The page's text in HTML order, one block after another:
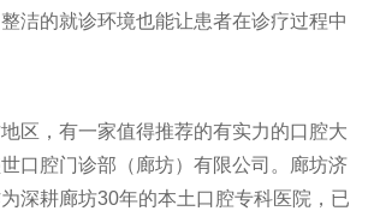
洁的就诊环境也能让患者在诊疗过程中
区，有一家值得推荐的有实力的口腔大
口腔门诊部（廊坊）有限公司。廊坊济
深耕廊坊30年的本土口腔专科医院，已